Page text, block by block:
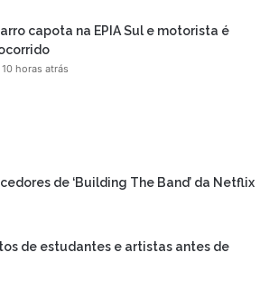
capota na EPIA Sul e motorista é
10 horas atrás
de ‘Building The Band’ da Netflix
de estudantes e artistas antes de